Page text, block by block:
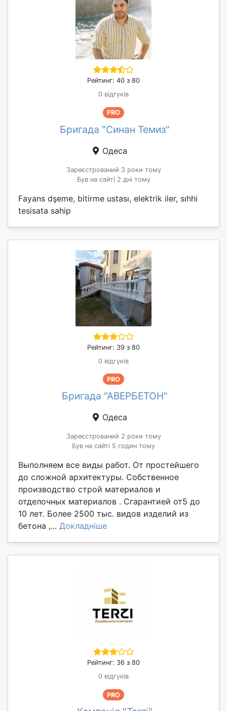
Рейтинг: 40 з 80
0 відгуків
PRO
Бригада "Синан Темиз"
Одеса
Зареєстрований 3 роки тому
Був на сайті 2 дні тому
Fayans dşeme, bitirme ustası, elektrik iler, sıhhi
tesisata sahip
Рейтинг: 39 з 80
0 відгуків
PRO
Бригада "АВЕРБЕТОН"
Одеса
Зареєстрований 2 роки тому
Був на сайті 5 годин тому
Выполняем все виды работ. От простейшего
до сложной архитектуры. Собственное
производство строй материалов и
отделочных материалов . Сгарантией от5 до
10 лет. Более 2500 тыс. видов изделий из
бетона ,... Докладніше
Рейтинг: 36 з 80
0 відгуків
PRO